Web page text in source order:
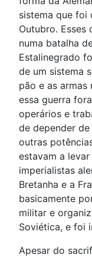
sistema que foi
Outubro. Esses
numa batalha
Estalinegrado
de um sistema
pão e as armas
essa guerra
operários e
de depender
outras
estavam a
imperialistas
Bretanha e a
basicamente
militar e
Soviética, e foi
Apesar do